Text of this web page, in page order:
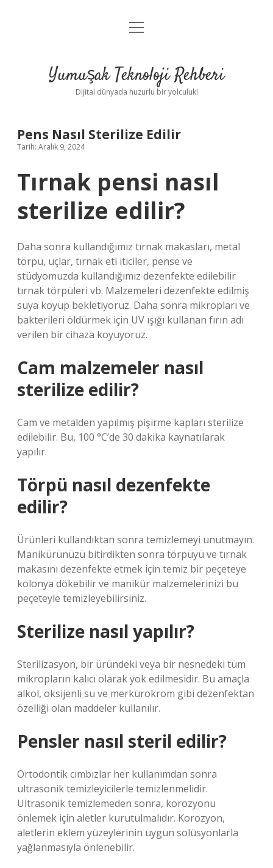
Anasayfa
Yasal Uyarı
menüyü
Yumuşak Teknoloji Rehberi
Dijital dünyada huzurlu bir yolculuk!
Pens Nasıl Sterilize Edilir
Tarih: Aralık 9, 2024
Tırnak pensi nasıl
sterilize edilir?
Daha sonra kullandığımız tırnak makasları, metal
törpü, uçlar, tırnak eti iticiler, pense ve
stüdyomuzda kullandığımız dezenfekte edilebilir
tırnak törpüleri vb. Malzemeleri dezenfekte edilmiş
suya koyup bekletiyoruz. Daha sonra mikropları ve
bakterileri öldürmek için UV ışığı kullanan fırın adı
verilen bir cihaza koyuyoruz.
Cam malzemeler nasıl
sterilize edilir?
Cam ve metalden yapılmış pişirme kapları sterilize
edilebilir. Bu, 100 °C’de 30 dakika kaynatılarak
yapılır.
Törpü nasıl dezenfekte
edilir?
Ürünleri kullandıktan sonra temizlemeyi unutmayın.
Manikürünüzü bitirdikten sonra törpüyü ve tırnak
makasını dezenfekte etmek için temiz bir peçeteye
kolonya dökebilir ve manikür malzemelerinizi bu
peçeteyle temizleyebilirsiniz.
Sterilize nasıl yapılır?
Sterilizasyon, bir üründeki veya bir nesnedeki tüm
mikropların kalıcı olarak yok edilmesidir. Bu amaçla
alkol, oksijenli su ve merkürokrom gibi dezenfektan
özelliği olan maddeler kullanılır.
Pensler nasıl steril edilir?
Ortodontik cımbızlar her kullanımdan sonra
ultrasonik temizleyicilerle temizlenmelidir.
Ultrasonik temizlemeden sonra, korozyonu
önlemek için aletler kurutulmalıdır. Korozyon,
aletlerin eklem yüzeylerinin uygun solüsyonlarla
yağlanmasıyla önlenebilir.